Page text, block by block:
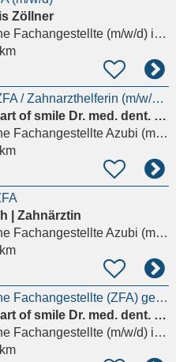
Zöllner
Fachangestellte (m/w/d)in Bad Homburg vor der Höhe
Ausbildung zur ZFA / Zahnarzthelferin (m/w/d) – 30% Zuschlag
Zahnarztpraxis art of smile Dr. med. dent. Michel D'Amore
Zahnmedizinische Fachangestellte Azubi (m/w/d)
| Zahnärztin
Zahnmedizinische Fachangestellte Azubi (m/w/d)
Zahnmedizinische Fachangestellte (ZFA) gesucht – sehr gute Bezahl
Zahnarztpraxis art of smile Dr. med. dent. Michel D'Amore
Fachangestellte (m/w/d)in Bad Homburg vor der Höhe